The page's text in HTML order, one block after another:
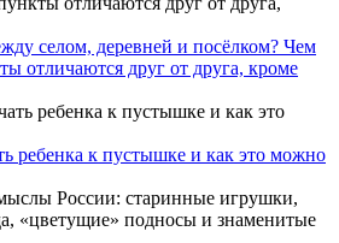
селом, деревней и посёлком? Чем
отличаются друг от друга, кроме
ребенка к пустышке и как это можно